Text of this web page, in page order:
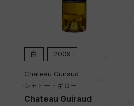
白 2009
Chateau Guiraud
シャトー・ギロー
Chateau Guiraud